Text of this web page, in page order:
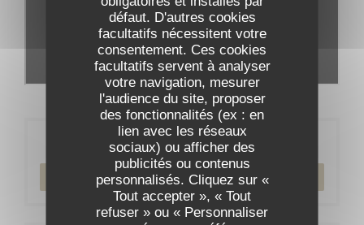
défaut. D'autres cookies
facultatifs nécessitent votre
consentement. Ces cookies
facultatifs servent à analyser
votre navigation, mesurer
l'audience du site, proposer
des fonctionnalités (ex : en
lien avec les réseaux
sociaux) ou afficher des
publicités ou contenus
personnalisés. Cliquez sur «
Tout accepter », « Tout
refuser » ou « Personnaliser
Réservation
RÉSERVER